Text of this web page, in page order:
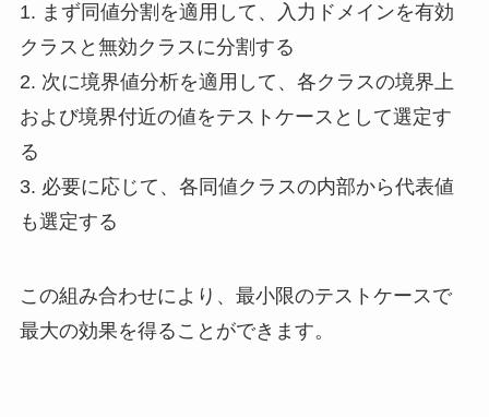
1. まず同値分割を適用して、入力ドメインを有効
クラスと無効クラスに分割する
2. 次に境界値分析を適用して、各クラスの境界上
および境界付近の値をテストケースとして選定す
る
3. 必要に応じて、各同値クラスの内部から代表値
も選定する
この組み合わせにより、最小限のテストケースで
最大の効果を得ることができます。